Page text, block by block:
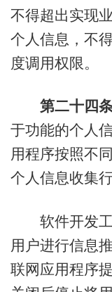
不得超出实现
个人信息，不
度调用权限。
第二十四
于功能的个人
用程序按照不
个人信息收集
软件开发工
用户进行信息
联网应用程序